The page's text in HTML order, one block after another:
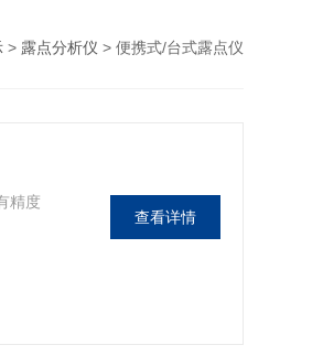
> 露点分析仪 > 便携式/台式露点仪
精度
查看详情